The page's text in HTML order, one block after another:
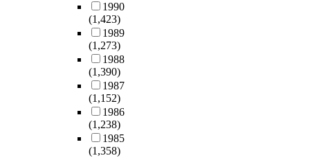
1990
(1,423)
1989
(1,273)
1988
(1,390)
1987
(1,152)
1986
(1,238)
1985
(1,358)